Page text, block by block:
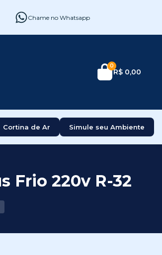
Chame no Whatsapp
0
R$ 0,00
Cortina de Ar Simule seu Ambiente
Frio 220v R-32